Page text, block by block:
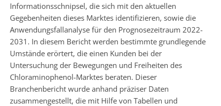
Informationsschnipsel, die sich mit den aktuellen
Gegebenheiten dieses Marktes identifizieren, sowie die
Anwendungsfallanalyse für den Prognosezeitraum 2022-
2031. In diesem Bericht werden bestimmte grundlegende
Umstände erörtert, die einen Kunden bei der
Untersuchung der Bewegungen und Freiheiten des
Chloraminophenol-Marktes beraten. Dieser
Branchenbericht wurde anhand präziser Daten
zusammengestellt, die mit Hilfe von Tabellen und